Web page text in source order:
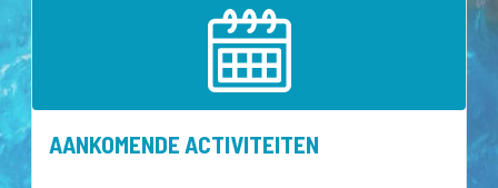
AANKOMENDE ACTIVITEITEN